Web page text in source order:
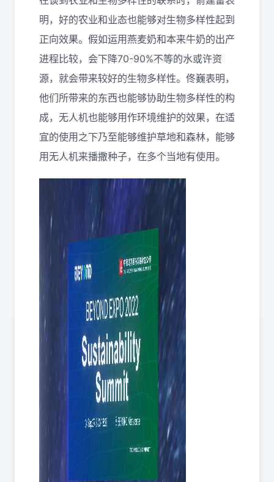
明，好的农业和业态也能够对生物多样性起到
正向效果。假如运用燕麦奶和本来牛奶的出产
进程比较，会下降70-90%不等的水或许资
源，就会带来较好的生物多样性。佟巍表明，
他们所带来的东西也能够协助生物多样性的构
成，无人机也能够用作环境维护的效果，在适
宜的使用之下乃至能够维护草地和森林，能够
用无人机来播撒种子，在多个当地有使用。